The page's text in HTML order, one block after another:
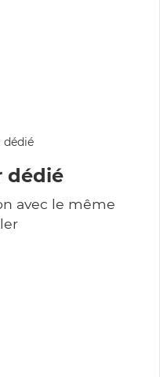
dédié
avec le même